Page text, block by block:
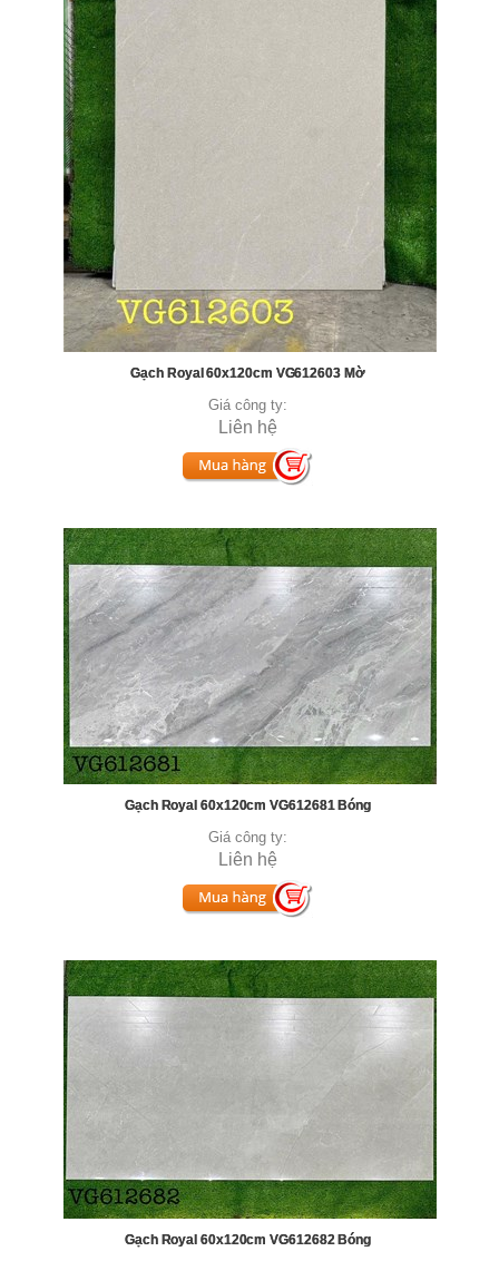
Gạch Royal 60x120cm VG612603 Mờ
Giá công ty:
Liên hệ
Gạch Royal 60x120cm VG612681 Bóng
Giá công ty:
Liên hệ
Gạch Royal 60x120cm VG612682 Bóng